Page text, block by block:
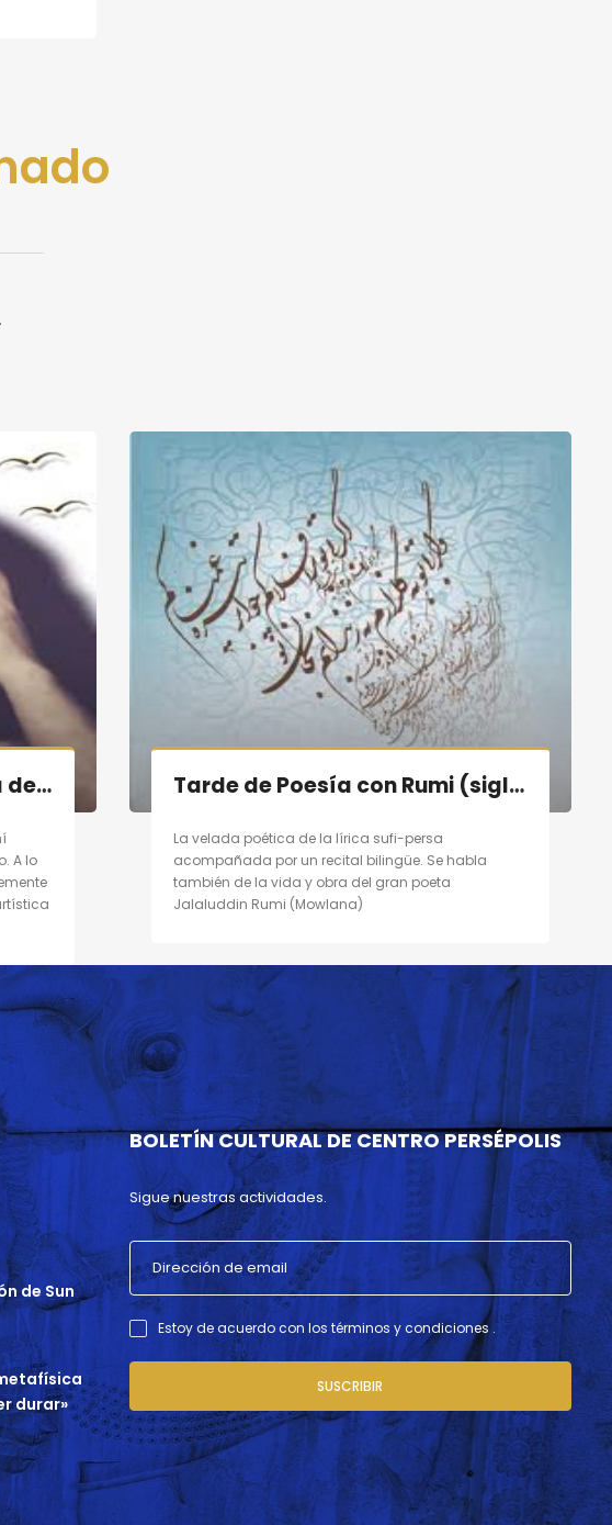
Velada poética, obra y vida de poetisa contemporánea persa «Forugh Farrojzad» en Madrid el 29/10/11
A lo
Tarde de Poesía con Rumi (siglo XIII) en Madrid el 10/09/11
La velada poética de la lírica sufi-persa
acompañada por un recital bilingüe. Se habla
también de la vida y obra del gran poeta
Jalaluddin Rumi (Mowlana)
de Sun
durar»
BOLETÍN CULTURAL DE CENTRO PERSÉPOLIS
Sigue nuestras actividades.
Estoy de acuerdo con los términos y condiciones .
SUSCRIBIR